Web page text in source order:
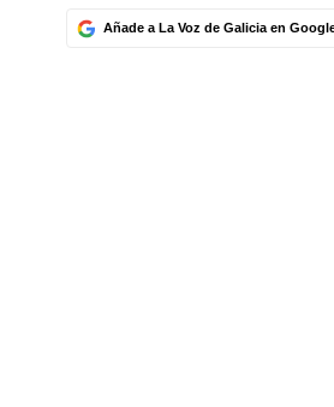
Añade a La Voz de Galicia en